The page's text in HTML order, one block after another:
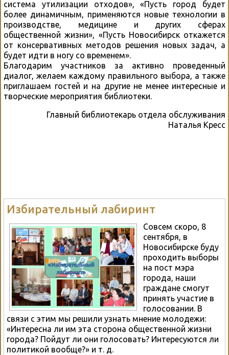
система утилизации отходов», «Пусть город будет
более динамичным, применяются новые технологии в
производстве, медицине и других сферах
общественной жизни», «Пусть Новосибирск откажется
от консервативных методов решения новых задач, а
будет идти в ногу со временем».
Благодарим участников за активно проведенный
диалог, желаем каждому правильного выбора, а также
приглашаем гостей и на другие не менее интересные и
творческие мероприятия библиотеки.
Главный библиотекарь отдела обслуживания
Наталья Кресс
Избирательный лабиринт
Совсем скоро, 8
сентября, в
Новосибирске буду
проходить выборы
на пост мэра
города, наши
граждане смогут
принять участие в
голосовании. В
связи с этим мы решили узнать мнение молодежи:
«Интересна ли им эта сторона общественной жизни
города? Пойдут ли они голосовать? Интересуются ли
политикой вообще?» и т. д.